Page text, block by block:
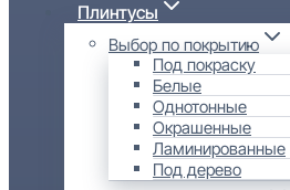
Плинтусы
Выбор по покрытию
Под покраску
Белые
Однотонные
Окрашенные
Ламинированные
Под дерево